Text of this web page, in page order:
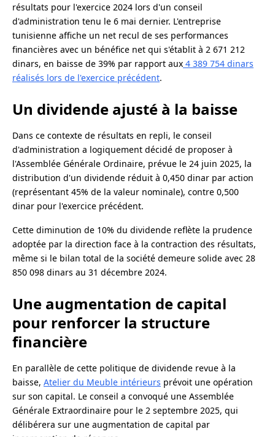
résultats pour l'exercice 2024 lors d'un conseil
d'administration tenu le 6 mai dernier. L'entreprise
tunisienne affiche un net recul de ses performances
financières avec un bénéfice net qui s'établit à 2 671 212
dinars, en baisse de 39% par rapport aux 4 389 754 dinars
réalisés lors de l'exercice précédent.
Un dividende ajusté à la baisse
Dans ce contexte de résultats en repli, le conseil
d'administration a logiquement décidé de proposer à
l'Assemblée Générale Ordinaire, prévue le 24 juin 2025, la
distribution d'un dividende réduit à 0,450 dinar par action
(représentant 45% de la valeur nominale), contre 0,500
dinar pour l'exercice précédent.
Cette diminution de 10% du dividende reflète la prudence
adoptée par la direction face à la contraction des résultats,
même si le bilan total de la société demeure solide avec 28
850 098 dinars au 31 décembre 2024.
Une augmentation de capital
pour renforcer la structure
financière
En parallèle de cette politique de dividende revue à la
baisse, Atelier du Meuble intérieurs prévoit une opération
sur son capital. Le conseil a convoqué une Assemblée
Générale Extraordinaire pour le 2 septembre 2025, qui
délibérera sur une augmentation de capital par